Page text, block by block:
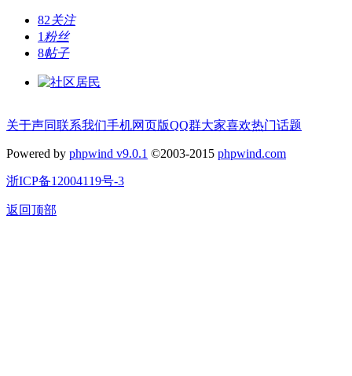
82关注
1 粉丝
8帖子
关于声同联系我们手机网页版QQ群大家喜欢热门话题
Powered by phpwind v9.0.1 ©2003-2015 phpwind.com
浙ICP备12004119号-3
返回顶部